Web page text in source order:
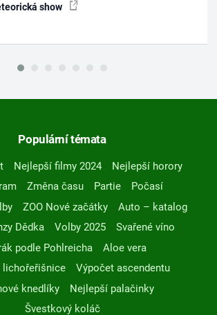
show
Populární témata
Nejlepší filmy 2024
Nejlepší horory
Změna času Partie
Počasí
ZOO Nové začátky
Auto – katalog
Dědka
Volby 2025
Svařené víno
podle Pohlreicha
Aloe vera
lichořeřišnice
Výpočet ascendentu
knedlíky
Nejlepší palačinky
Švestkový koláč